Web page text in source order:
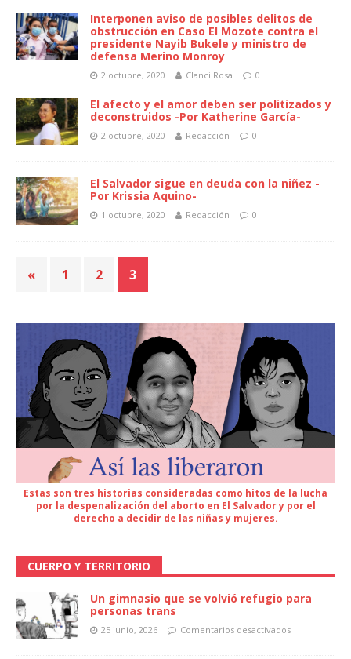
Interponen aviso de posibles delitos de
obstrucción en Caso El Mozote contra el
presidente Nayib Bukele y ministro de
defensa Merino Monroy
2 octubre, 2020 Clanci Rosa 0
El afecto y el amor deben ser politizados y
deconstruidos -Por Katherine García-
2 octubre, 2020 Redacción 0
El Salvador sigue en deuda con la niñez -
Por Krissia Aquino-
1 octubre, 2020 Redacción 0
« 1 2 3
Estas son tres historias consideradas como hitos de la lucha
por la despenalización del aborto en El Salvador y por el
derecho a decidir de las niñas y mujeres.
CUERPO Y TERRITORIO
Un gimnasio que se volvió refugio para
personas trans
25 junio, 2026 Comentarios desactivados